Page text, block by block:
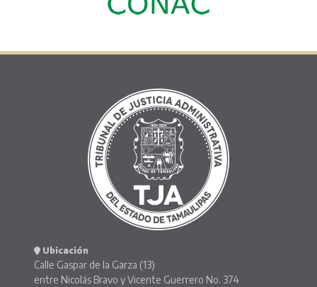
Ubicación
Calle Gaspar de la Garza (13)
entre Nicolás Bravo y Vicente Guerrero No. 374